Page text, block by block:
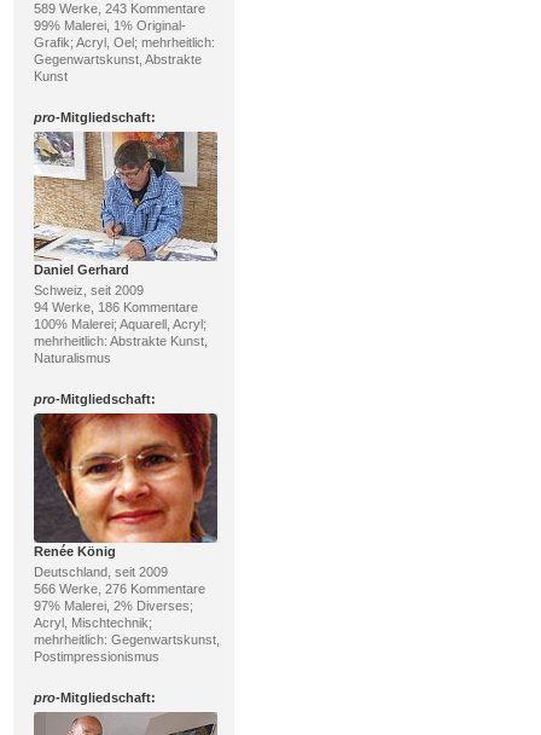
589 Werke, 243 Kommentare
99% Malerei, 1% Original-
Grafik; Acryl, Oel; mehrheitlich:
Gegenwartskunst, Abstrakte
Kunst
pro-Mitgliedschaft:
Daniel Gerhard
Schweiz, seit 2009
94 Werke, 186 Kommentare
100% Malerei; Aquarell, Acryl;
mehrheitlich: Abstrakte Kunst,
Naturalismus
pro-Mitgliedschaft:
Renée König
Deutschland, seit 2009
566 Werke, 276 Kommentare
97% Malerei, 2% Diverses;
Acryl, Mischtechnik;
mehrheitlich: Gegenwartskunst,
Postimpressionismus
pro-Mitgliedschaft: